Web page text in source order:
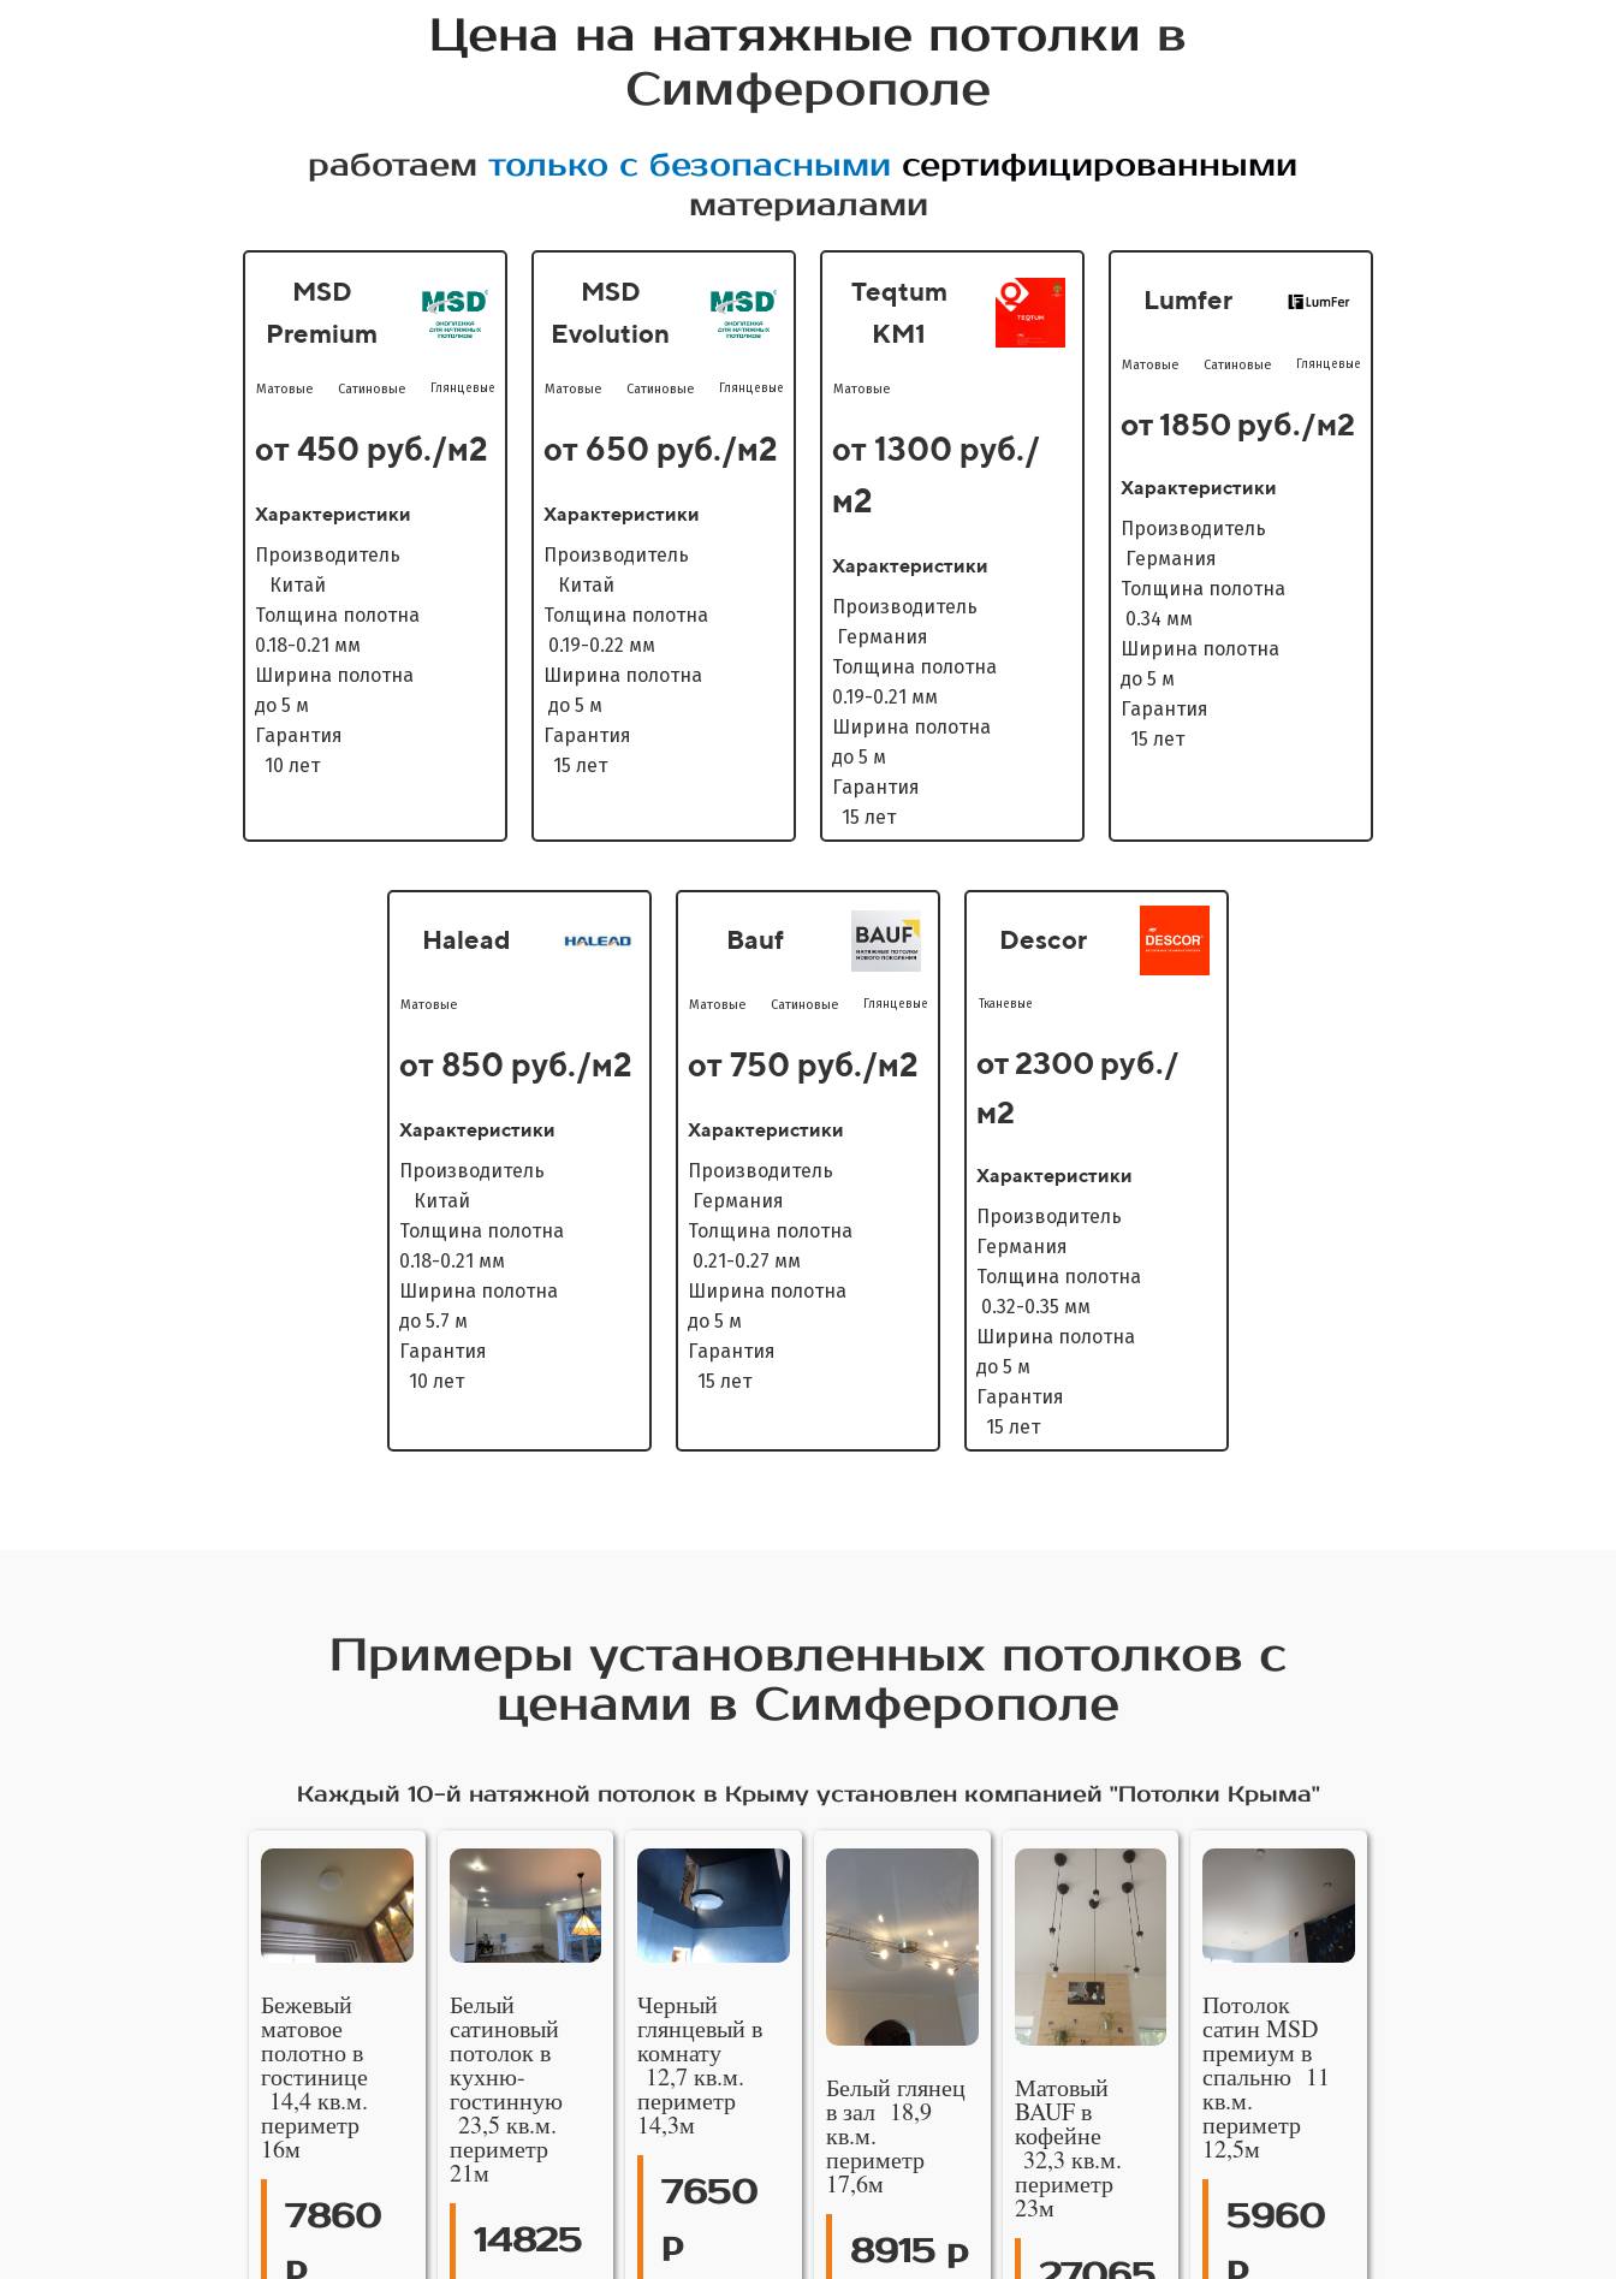
Цена на натяжные потолки в
Симферополе
работаем только с безопасными сертифицированными
материалами
MSD
Premium
Матовые Сатиновые Глянцевые
от 450 руб./м2
Характеристики
Производитель
Китай
Толщина полотна
0.18-0.21 мм
Ширина полотна
до 5 м
Гарантия
10 лет
MSD
Evolution
Матовые Сатиновые Глянцевые
от 650 руб./м2
Характеристики
Производитель
Китай
Толщина полотна
0.19-0.22 мм
Ширина полотна
до 5 м
Гарантия
15 лет
Teqtum
KM1
Матовые
от 1300 руб./
м2
Характеристики
Производитель
Германия
Толщина полотна
0.19-0.21 мм
Ширина полотна
до 5 м
Гарантия
15 лет
Lumfer
Матовые Сатиновые Глянцевые
от 1850 руб./м2
Характеристики
Производитель
Германия
Толщина полотна
0.34 мм
Ширина полотна
до 5 м
Гарантия
15 лет
Halead
Матовые
от 850 руб./м2
Характеристики
Производитель
Китай
Толщина полотна
0.18-0.21 мм
Ширина полотна
до 5.7 м
Гарантия
10 лет
Bauf
Матовые Сатиновые Глянцевые
от 750 руб./м2
Характеристики
Производитель
Германия
Толщина полотна
0.21-0.27 мм
Ширина полотна
до 5 м
Гарантия
15 лет
Descor
Тканевые
от 2300 руб./
м2
Характеристики
Производитель
Германия
Толщина полотна
0.32-0.35 мм
Ширина полотна
до 5 м
Гарантия
15 лет
Примеры установленных потолков с
ценами в Симферополе
Каждый 10-й натяжной потолок в Крыму установлен компанией "Потолки Крыма"
Бежевый
матовое
полотно в
гостинице
14,4 кв.м.
периметр
16м
7860
р
Белый
сатиновый
потолок в
кухню-
гостинную
23,5 кв.м.
периметр
21м
14825
Черный
глянцевый в
комнату
12,7 кв.м.
периметр
14,3м
7650
р
Белый глянец
в зал 18,9
кв.м.
периметр
17,6м
8915 р
Матовый
BAUF в
кофейне
32,3 кв.м.
периметр
23м
Потолок
сатин MSD
премиум в
спальню 11
кв.м.
периметр
12,5м
5960
р